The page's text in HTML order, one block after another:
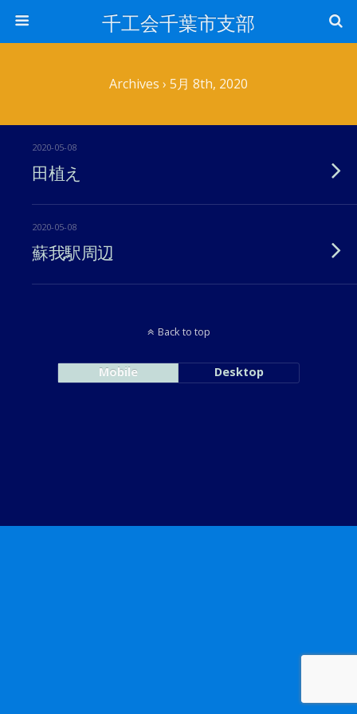
千工会千葉市支部
Archives › 5月 8th, 2020
2020-05-08
田植え
2020-05-08
蘇我駅周辺
Back to top
Mobile Desktop